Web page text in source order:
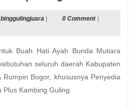
Katering
Kambing
Guling
Rumpin
Kambinggulingjuara
| 0 Comment |
seluruh daerah Kabupaten
Bogor, khususnya Penyedia
Plus Kambing Guling